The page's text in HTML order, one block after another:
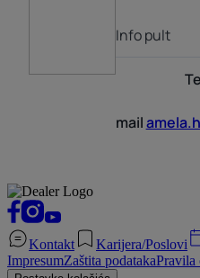
Info pult
mail
Kontakt Karijera/Poslovi
ImpresumZaštita podatakaPravila